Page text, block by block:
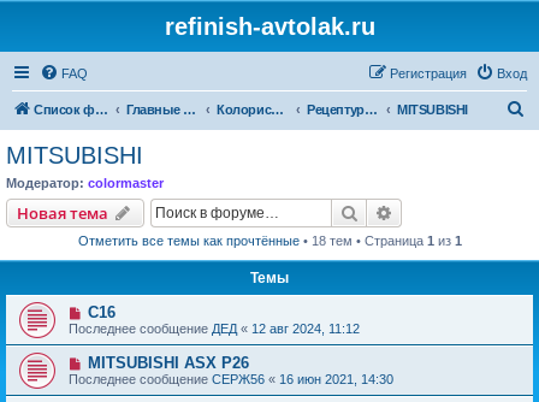
refinish-avtolak.ru
FAQ Вход
Регистрация
Список форумов Главные форумы Колористика Рецептуры участников (архив) MITSUBISHI
MITSUBISHI
Модератор: colormaster
Новая тема Поиск
Отметить все темы как прочтённые• 18 тем • Страница 1 из 1
Темы
C16
Последнее сообщение ДЕД « 12 авг 2024, 11:12
MITSUBISHI ASX P26
Последнее сообщение СЕРЖ56 « 16 июн 2021, 14:30